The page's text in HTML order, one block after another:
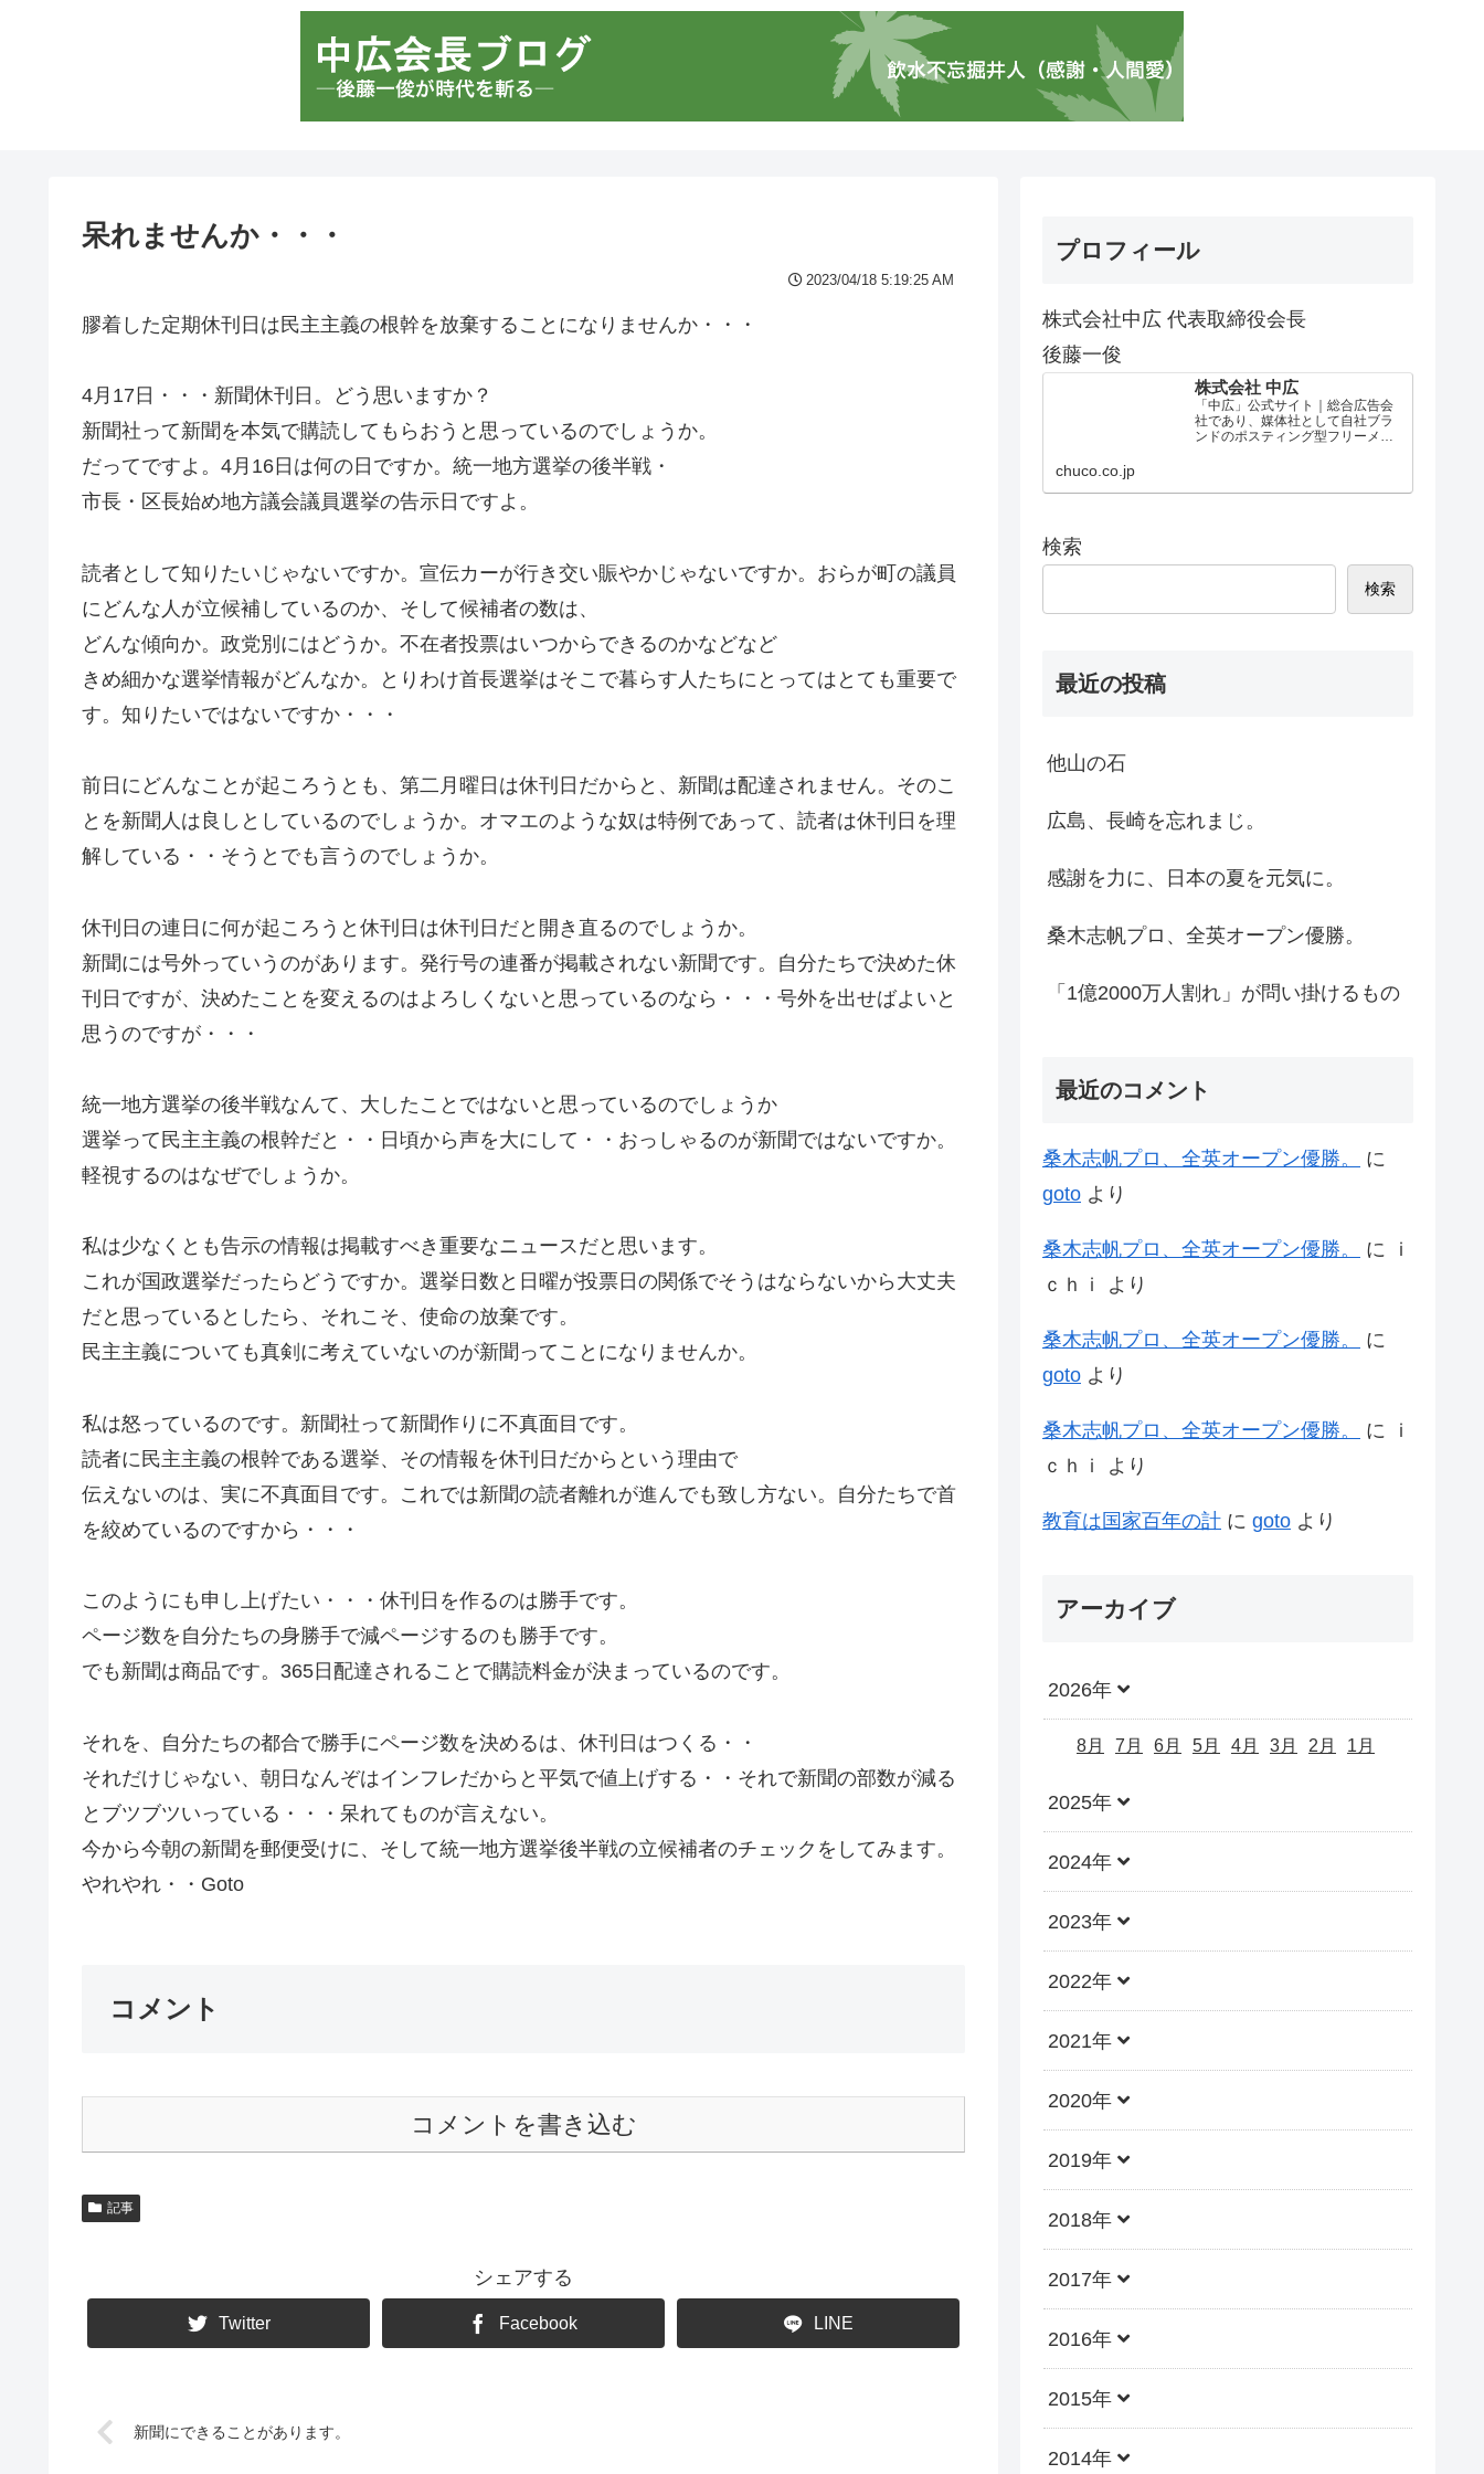
呆れませんか・・・
2023/04/18 5:19:25 AM
膠着した定期休刊日は民主主義の根幹を放棄することになりませんか・・・
4月17日・・・新聞休刊日。どう思いますか？
新聞社って新聞を本気で購読してもらおうと思っているのでしょうか。
だってですよ。4月16日は何の日ですか。統一地方選挙の後半戦・
市長・区長始め地方議会議員選挙の告示日ですよ。
読者として知りたいじゃないですか。宣伝カーが行き交い賑やかじゃないですか。おらが町の議員
にどんな人が立候補しているのか、そして候補者の数は、
どんな傾向か。政党別にはどうか。不在者投票はいつからできるのかなどなど
きめ細かな選挙情報がどんなか。とりわけ首長選挙はそこで暮らす人たちにとってはとても重要で
す。知りたいではないですか・・・
前日にどんなことが起ころうとも、第二月曜日は休刊日だからと、新聞は配達されません。そのこ
とを新聞人は良しとしているのでしょうか。オマエのような奴は特例であって、読者は休刊日を理
解している・・そうとでも言うのでしょうか。
休刊日の連日に何が起ころうと休刊日は休刊日だと開き直るのでしょうか。
新聞には号外っていうのがあります。発行号の連番が掲載されない新聞です。自分たちで決めた休
刊日ですが、決めたことを変えるのはよろしくないと思っているのなら・・・号外を出せばよいと
思うのですが・・・
統一地方選挙の後半戦なんて、大したことではないと思っているのでしょうか
選挙って民主主義の根幹だと・・日頃から声を大にして・・おっしゃるのが新聞ではないですか。
軽視するのはなぜでしょうか。
私は少なくとも告示の情報は掲載すべき重要なニュースだと思います。
これが国政選挙だったらどうですか。選挙日数と日曜が投票日の関係でそうはならないから大丈夫
だと思っているとしたら、それこそ、使命の放棄です。
民主主義についても真剣に考えていないのが新聞ってことになりませんか。
私は怒っているのです。新聞社って新聞作りに不真面目です。
読者に民主主義の根幹である選挙、その情報を休刊日だからという理由で
伝えないのは、実に不真面目です。これでは新聞の読者離れが進んでも致し方ない。自分たちで首
を絞めているのですから・・・
このようにも申し上げたい・・・休刊日を作るのは勝手です。
ページ数を自分たちの身勝手で減ページするのも勝手です。
でも新聞は商品です。365日配達されることで購読料金が決まっているのです。
それを、自分たちの都合で勝手にページ数を決めるは、休刊日はつくる・・
それだけじゃない、朝日なんぞはインフレだからと平気で値上げする・・それで新聞の部数が減る
とブツブツいっている・・・呆れてものが言えない。
今から今朝の新聞を郵便受けに、そして統一地方選挙後半戦の立候補者のチェックをしてみます。
やれやれ・・Goto
コメント
コメントを書き込む
記事
シェアする
Twitter Facebook LINE
新聞にできることがあります。
プロフィール
株式会社中広 代表取締役会長
後藤一俊
株式会社 中広
「中広」公式サイト｜総合広告会
社であり、媒体社として自社ブラ
ンドのポスティング型フリーメデ
chuco.co.jp
検索
検索
最近の投稿
他山の石
広島、長崎を忘れまじ。
感謝を力に、日本の夏を元気に。
桑木志帆プロ、全英オープン優勝。
「1億2000万人割れ」が問い掛けるもの
最近のコメント
桑木志帆プロ、全英オープン優勝。
に
goto より
桑木志帆プロ、全英オープン優勝。 に
ｉ
ｃｈｉ
より
桑木志帆プロ、全英オープン優勝。
に
goto より
桑木志帆プロ、全英オープン優勝。 に
ｉ
ｃｈｉ
より
教育は国家百年の計 に goto より
アーカイブ
2026年
8月 7月 6月 5月 4月 3月 2月 1月
2025年
2024年
2023年
2022年
2021年
2020年
2019年
2018年
2017年
2016年
2015年
2014年